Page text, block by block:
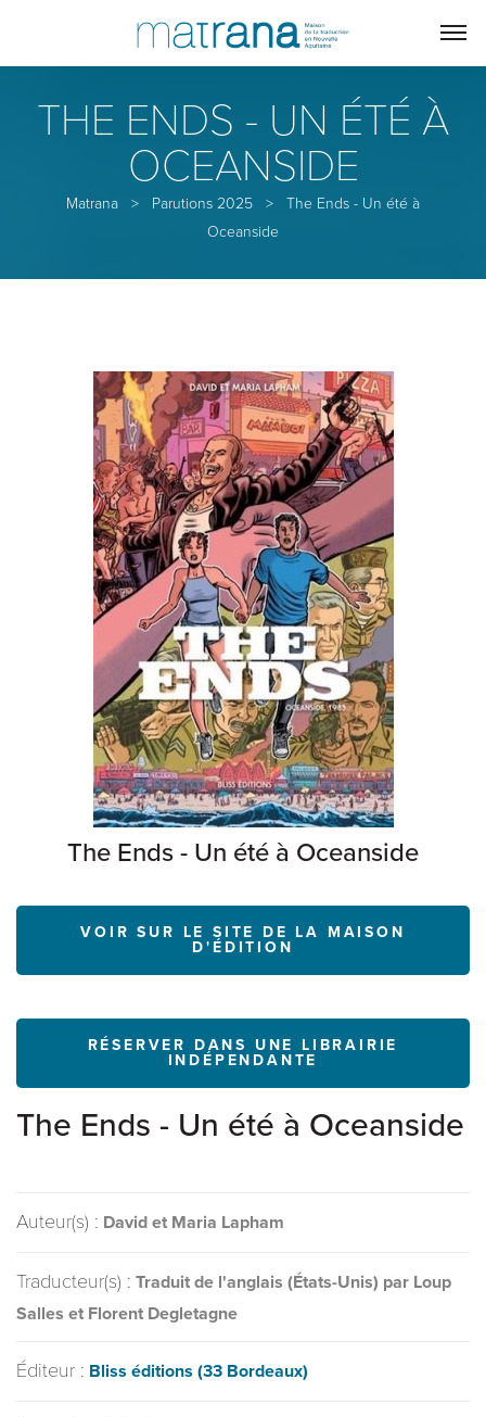
THE ENDS - UN ÉTÉ À
OCEANSIDE
Matrana > Parutions 2025 >
The Ends - Un été à
Oceanside
The Ends - Un été à Oceanside
VOIR SUR LE SITE DE LA MAISON
D'ÉDITION
RÉSERVER DANS UNE LIBRAIRIE
INDÉPENDANTE
The Ends - Un été à Oceanside
Auteur(s) : David et Maria Lapham
Traducteur(s) : Traduit de l'anglais (États-Unis) par Loup
Salles et Florent Degletagne
Éditeur : Bliss éditions (33 Bordeaux)